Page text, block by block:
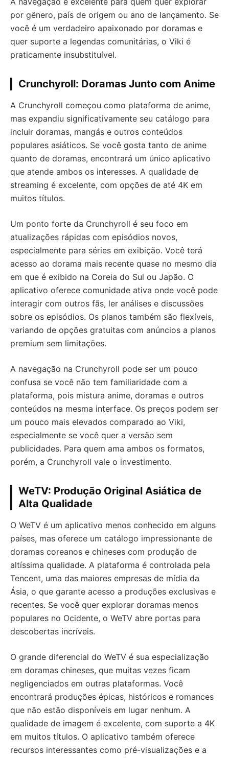
por gênero, país de origem ou ano de lançamento. Se
você é um verdadeiro apaixonado por doramas e
quer suporte a legendas comunitárias, o Viki é
praticamente insubstituível.
Crunchyroll: Doramas Junto com Anime
A Crunchyroll começou como plataforma de anime,
mas expandiu significativamente seu catálogo para
incluir doramas, mangás e outros conteúdos
populares asiáticos. Se você gosta tanto de anime
quanto de doramas, encontrará um único aplicativo
que atende ambos os interesses. A qualidade de
streaming é excelente, com opções de até 4K em
muitos títulos.
Um ponto forte da Crunchyroll é seu foco em
atualizações rápidas com episódios novos,
especialmente para séries em exibição. Você terá
acesso ao dorama mais recente quase no mesmo dia
em que é exibido na Coreia do Sul ou Japão. O
aplicativo oferece comunidade ativa onde você pode
interagir com outros fãs, ler análises e discussões
sobre os episódios. Os planos também são flexíveis,
variando de opções gratuitas com anúncios a planos
premium sem limitações.
A navegação na Crunchyroll pode ser um pouco
confusa se você não tem familiaridade com a
plataforma, pois mistura anime, doramas e outros
conteúdos na mesma interface. Os preços podem ser
um pouco mais elevados comparado ao Viki,
especialmente se você quer a versão sem
publicidades. Para quem ama ambos os formatos,
porém, a Crunchyroll vale o investimento.
WeTV: Produção Original Asiática de
Alta Qualidade
O WeTV é um aplicativo menos conhecido em alguns
países, mas oferece um catálogo impressionante de
doramas coreanos e chineses com produção de
altíssima qualidade. A plataforma é controlada pela
Tencent, uma das maiores empresas de mídia da
Ásia, o que garante acesso a produções exclusivas e
recentes. Se você quer explorar doramas menos
populares no Ocidente, o WeTV abre portas para
descobertas incríveis.
O grande diferencial do WeTV é sua especialização
em doramas chineses, que muitas vezes ficam
negligenciados em outras plataformas. Você
encontrará produções épicas, históricos e romances
que não estão disponíveis em lugar nenhum. A
qualidade de imagem é excelente, com suporte a 4K
em muitos títulos. O aplicativo também oferece
recursos interessantes como pré-visualizações e a